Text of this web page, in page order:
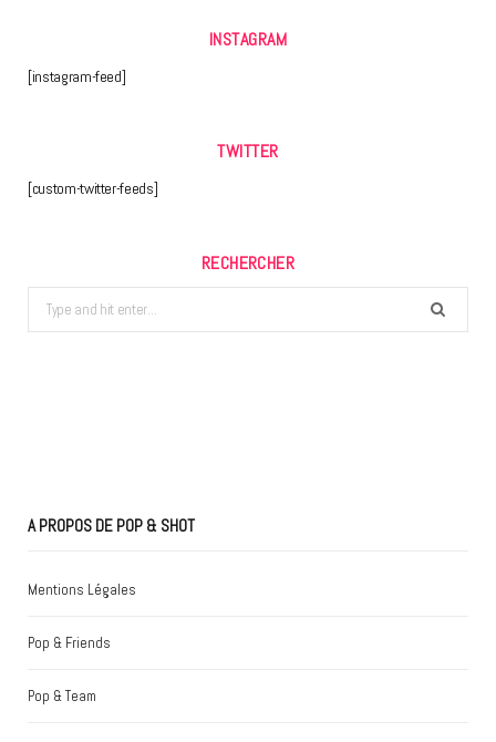
INSTAGRAM
[instagram-feed]
TWITTER
[custom-twitter-feeds]
RECHERCHER
Search
for:
A PROPOS DE POP & SHOT
Mentions Légales
Pop & Friends
Pop & Team